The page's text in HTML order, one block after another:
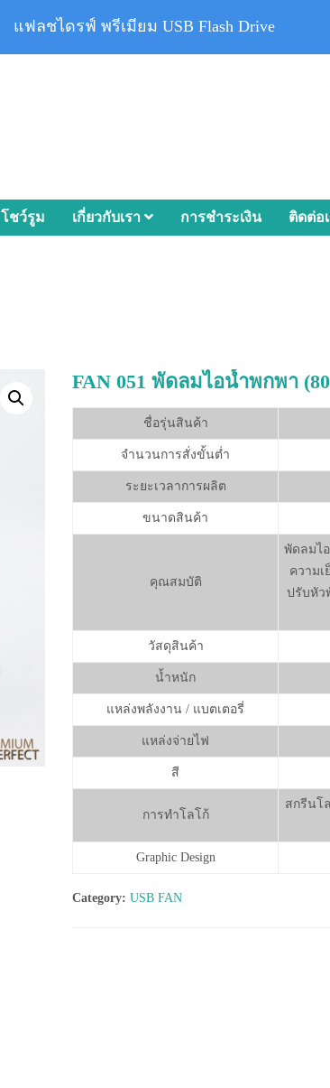
โชว์รูม เกี่ยวกับเรา การชำระเงิน ติดต่อ
FAN 051 พัดลมไอน้ำพกพา
ชื่อรุ่นสินค้า
จำนวนการสั่งขั้นต่ำ
ระยะเวลาการผลิต
ขนาดสินค้า
คุณสมบัติ
พัดลมไ
ความ
ปรับหัว
วัสดุสินค้า
น้ำหนัก
แหล่งพลังงาน / แบตเตอรี่
แหล่งจ่ายไฟ
สี
การทำโลโก้
สกรีนโ
Graphic Design
Category: USB FAN
แฟลชไดรฟ์ พรีเมียม USB Flash Drive